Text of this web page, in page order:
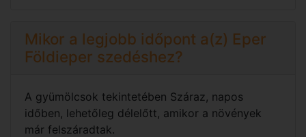
Mikor a legjobb időpont a(z) Eper
Földieper szedéshez?
A gyümölcsok tekintetében Száraz, napos
időben, lehetőleg délelőtt, amikor a növények
már felszáradtak.